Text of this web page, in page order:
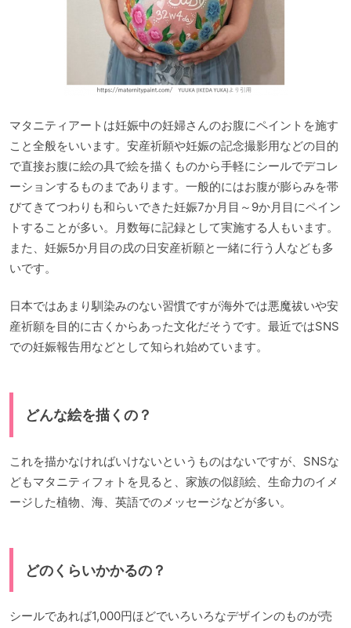
マタニティアートは妊娠中の妊婦さんのお腹にペイントを施す
こと全般をいいます。安産祈願や妊娠の記念撮影用などの目的
で直接お腹に絵の具で絵を描くものから手軽にシールでデコレ
ーションするものまであります。一般的にはお腹が膨らみを帯
びてきてつわりも和らいできた妊娠7か月目～9か月目にペイン
トすることが多い。月数毎に記録として実施する人もいます。
また、妊娠5か月目の戌の日安産祈願と一緒に行う人なども多
いです。
日本ではあまり馴染みのない習慣ですが海外では悪魔祓いや安
産祈願を目的に古くからあった文化だそうです。最近ではSNS
での妊娠報告用などとして知られ始めています。
どんな絵を描くの？
これを描かなければいけないというものはないですが、SNSな
どもマタニティフォトを見ると、家族の似顔絵、生命力のイメ
ージした植物、海、英語でのメッセージなどが多い。
どのくらいかかるの？
シールであれば1,000円ほどでいろいろなデザインのものが売